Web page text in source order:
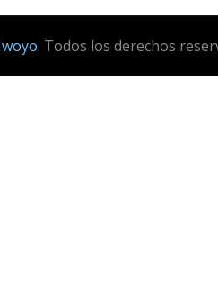
. Todos los derechos